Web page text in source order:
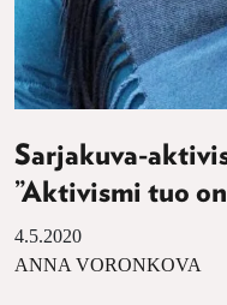
Sarjakuva-
”Aktivismi tuo
4.5.2020
ANNA VORONKOVA